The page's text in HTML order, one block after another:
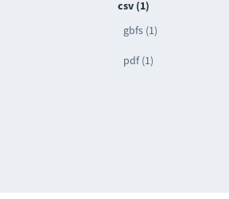
csv (1)
gbfs (1)
pdf (1)